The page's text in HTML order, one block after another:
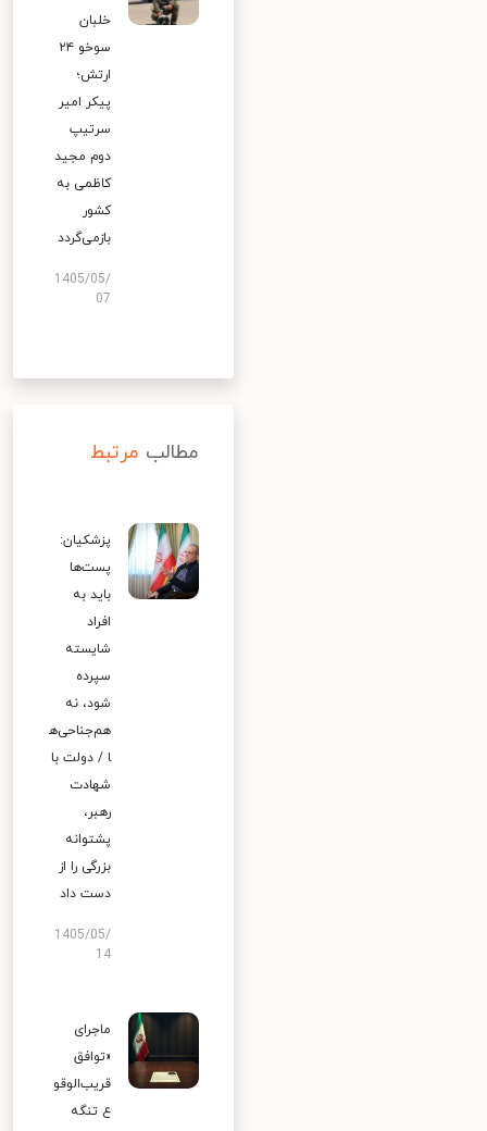
خلبان
سوخو ۲۴
ارتش؛
پیکر امیر
سرتیپ
دوم مجید
کاظمی به
کشور
بازمی‌گردد
1405/05/
07
مطالب مرتبط
پزشکیان:
پست‌ها
باید به
افراد
شایسته
سپرده
شود، نه
هم‌جناحی‌ه
ا / دولت با
شهادت
رهبر،
پشتوانه
بزرگی را از
دست داد
1405/05/
14
ماجرای
«توافق
قریب‌الوقو
ع تنگه